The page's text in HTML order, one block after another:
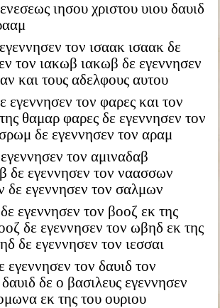
ιησου χριστου υιου δαυιδ
τον ισαακ ισαακ δε
τον ιακωβ ιακωβ δε εγεννησεν
και τους αδελφους αυτου
εγεννησεν τον φαρες και τον
θαμαρ φαρες δε εγεννησεν τον
δε εγεννησεν τον αραμ
τον αμιναδαβ
δε εγεννησεν τον ναασσων
δε εγεννησεν τον σαλμων
εγεννησεν τον βοοζ εκ της
δε εγεννησεν τον ωβηδ εκ της
δε εγεννησεν τον ιεσσαι
εγεννησεν τον δαυιδ τον
δε ο βασιλευς εγεννησεν
εκ της του ουριου